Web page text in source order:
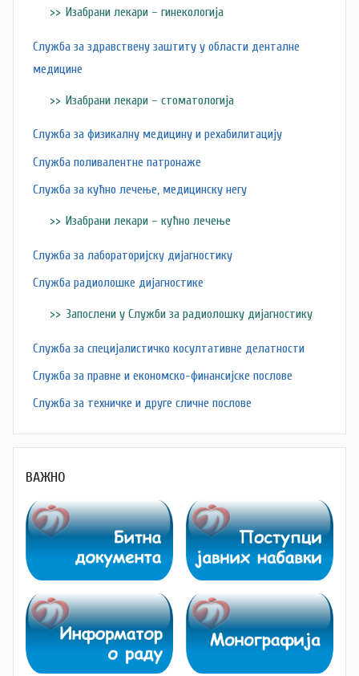
Изабрани лекари – гинекологија
Служба за здравствену заштиту у области денталне
медицине
Изабрани лекари – стоматологија
Служба за физикалну медицину и рехабилитацију
Служба поливалентне патронаже
Служба за кућно лечење, медицинску негу
Изабрани лекари – кућно лечење
Служба за лабораторијску дијагностику
Служба радиолошке дијагностике
Запослени у Служби за радиолошку дијагностику
Служба за специјалистичко косултативне делатности
Служба за правне и економско-финансијске послове
Служба за техничке и друге сличне послове
ВАЖНО